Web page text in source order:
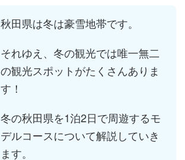
秋田県は冬は豪雪地帯です。
それゆえ、冬の観光では唯一無二
の観光スポットがたくさんありま
す！
冬の秋田県を1泊2日で周遊するモ
デルコースについて解説していき
ます。